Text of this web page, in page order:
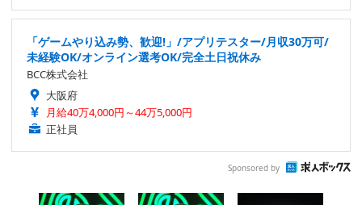
「ゲームやり込み勢、歓迎!」/アプリテスター/月収30万可/
未経験OK/オンライン選考OK/完全土日祝休み
BCC株式会社
大阪府
月給40万4,000円～44万5,000円
正社員
Sponsored by